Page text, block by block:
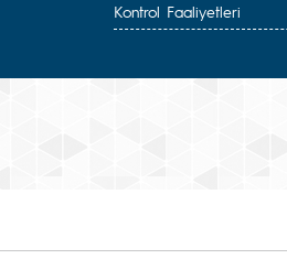
Kontrol Faaliyetleri